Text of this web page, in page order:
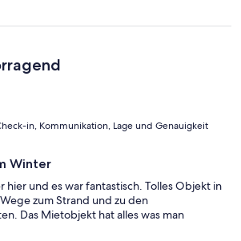
in, Kommunikation, Lage und Genauigkeit
Winter
hier und es war fantastisch. Tolles Objekt in
zum Strand und zu den
Das Mietobjekt hat alles was man